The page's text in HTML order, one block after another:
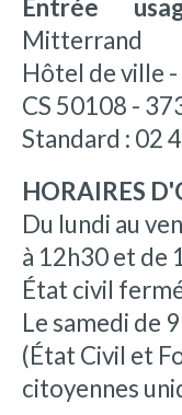
Entrée
Mitterrand
Hôtel de ville -
CS 50108 -
Standard : 02
HORAIRES
Du lundi au
à 12h30 et de
État civil
Le samedi de
(État Civil et
citoyennes